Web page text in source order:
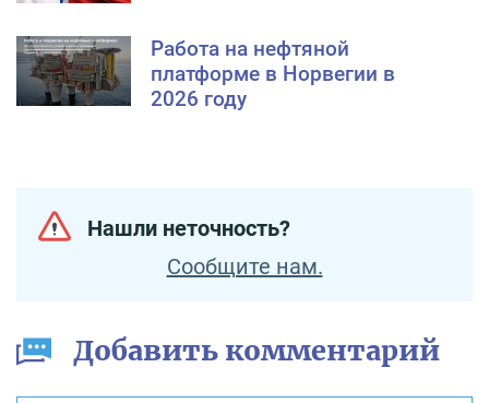
Работа на нефтяной
платформе в Норвегии в
2026 году
Нашли неточность?
Сообщите нам.
Добавить комментарий